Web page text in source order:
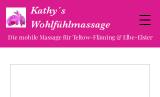
Kathy´s
Wohlfühlmassage
Die mobile Massage für Teltow-Fläming & Elbe-Elster